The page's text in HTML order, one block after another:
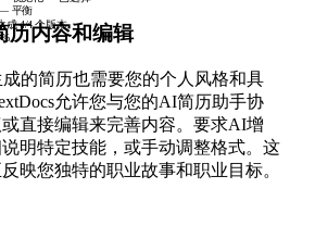
平衡
成 4/4 个版本
历内容和编辑
的简历也需要您的个人风格和具
允许您与您的AI简历助手协
直接编辑来完善内容。要求AI增
明特定技能，或手动调整格式。这
映您独特的职业故事和职业目标。